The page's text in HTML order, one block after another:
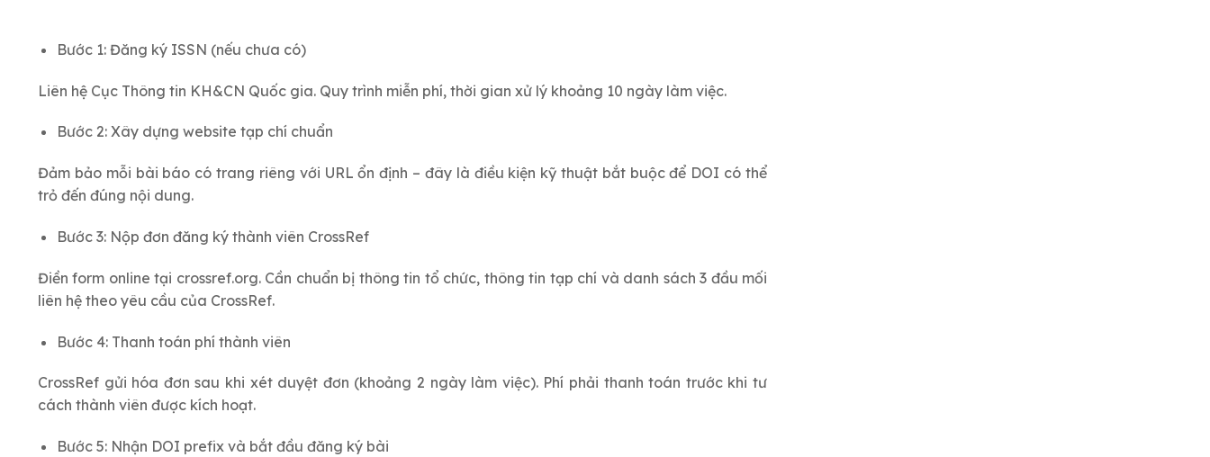
Bước 1: Đăng ký ISSN (nếu chưa có)
Liên hệ Cục Thông tin KH&CN Quốc gia. Quy trình miễn phí, thời gian xử lý khoảng 10 ngày làm việc.
Bước 2: Xây dựng website tạp chí chuẩn
Đảm bảo mỗi bài báo có trang riêng với URL ổn định – đây là điều kiện kỹ thuật bắt buộc để DOI có thể
trỏ đến đúng nội dung.
Bước 3: Nộp đơn đăng ký thành viên CrossRef
Điền form online tại crossref.org. Cần chuẩn bị thông tin tổ chức, thông tin tạp chí và danh sách 3 đầu mối
liên hệ theo yêu cầu của CrossRef.
Bước 4: Thanh toán phí thành viên
CrossRef gửi hóa đơn sau khi xét duyệt đơn (khoảng 2 ngày làm việc). Phí phải thanh toán trước khi tư
cách thành viên được kích hoạt.
Bước 5: Nhận DOI prefix và bắt đầu đăng ký bài